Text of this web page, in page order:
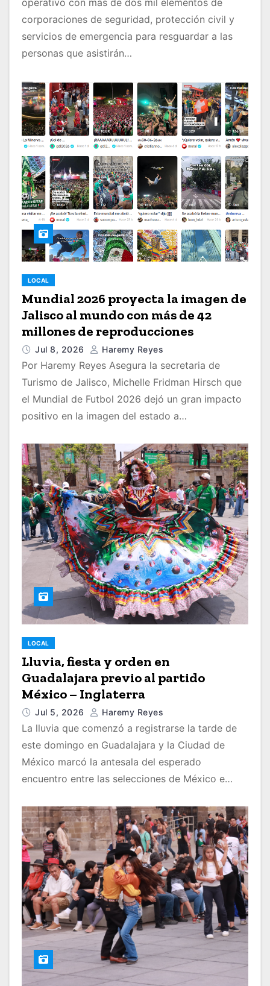
corporaciones de seguridad, protección civil y
servicios de emergencia para resguardar a las
personas que asistirán…
LOCAL
Mundial 2026 proyecta la imagen de
Jalisco al mundo con más de 42
millones de reproducciones
Jul 8, 2026 Haremy Reyes
Por Haremy Reyes Asegura la secretaria de
Turismo de Jalisco, Michelle Fridman Hirsch que
el Mundial de Futbol 2026 dejó un gran impacto
positivo en la imagen del estado a…
LOCAL
Lluvia, fiesta y orden en
Guadalajara previo al partido
México – Inglaterra
Jul 5, 2026 Haremy Reyes
La lluvia que comenzó a registrarse la tarde de
este domingo en Guadalajara y la Ciudad de
México marcó la antesala del esperado
encuentro entre las selecciones de México e…